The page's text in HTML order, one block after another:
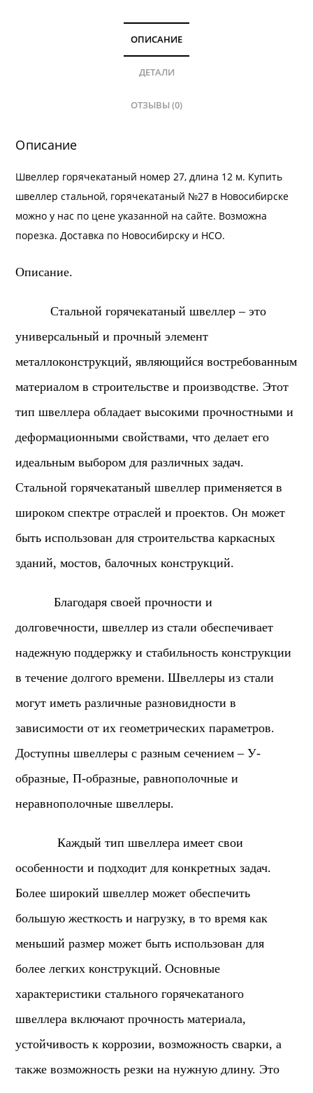
ОПИСАНИЕ
ДЕТАЛИ
ОТЗЫВЫ (0)
Описание
Швеллер горячекатаный номер 27, длина 12 м. Купить
швеллер стальной, горячекатаный №27 в Новосибирске
можно у нас по цене указанной на сайте. Возможна
порезка.Доставка по Новосибирску и НСО.
Описание.
Стальной горячекатаный швеллер – это
универсальный и прочный элемент
металлоконструкций, являющийся востребованным
материалом в строительстве и производстве. Этот
тип швеллера обладает высокими прочностными и
деформационными свойствами, что делает его
идеальным выбором для различных задач.
Стальной горячекатаный швеллер применяется в
широком спектре отраслей и проектов. Он может
быть использован для строительства каркасных
зданий, мостов, балочных конструкций.
Благодаря своей прочности и
долговечности, швеллер из стали обеспечивает
надежную поддержку и стабильность конструкции
в течение долгого времени. Швеллеры из стали
могут иметь различные разновидности в
зависимости от их геометрических параметров.
Доступны швеллеры с разным сечением – У-
образные, П-образные, равнополочные и
неравнополочные швеллеры.
Каждый тип швеллера имеет свои
особенности и подходит для конкретных задач.
Более широкий швеллер может обеспечить
большую жесткость и нагрузку, в то время как
меньший размер может быть использован для
более легких конструкций. Основные
характеристики стального горячекатаного
швеллера включают прочность материала,
устойчивость к коррозии, возможность сварки, а
также возможность резки на нужную длину. Это